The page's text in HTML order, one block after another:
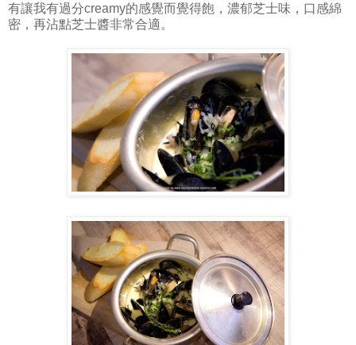
有讓我有過分creamy的感覺而覺得飽，濃郁芝士味，口感綿
密，再沾點芝士醬非常合適。